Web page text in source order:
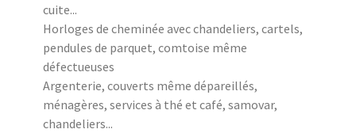
cuite...
Horloges de cheminée avec chandeliers, cartels,
pendules de parquet, comtoise même
défectueuses
Argenterie, couverts même dépareillés,
ménagères, services à thé et café, samovar,
chandeliers...